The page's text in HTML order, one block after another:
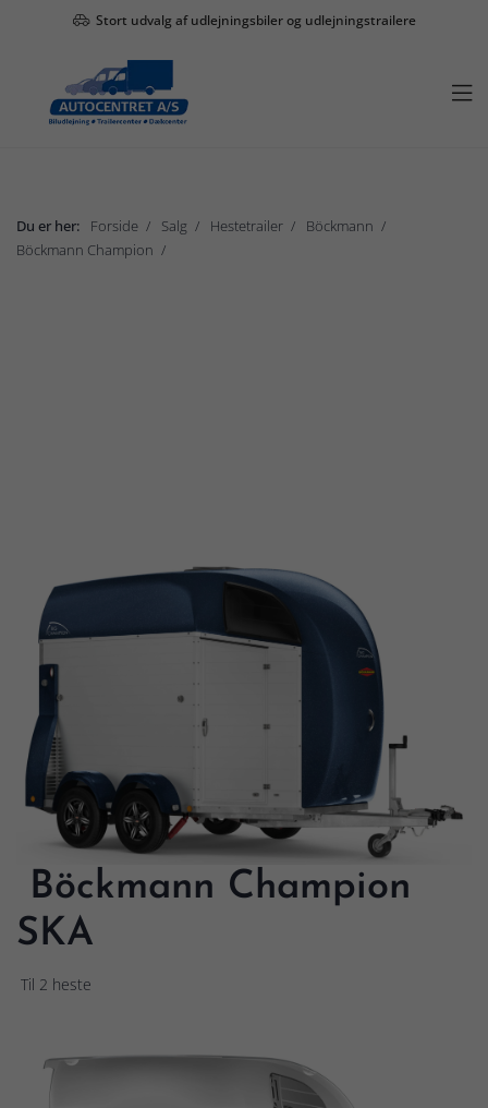
Stort udvalg af udlejningsbiler og udlejningstrailere

Du er her: Forside Salg Hestetrailer
Böckmann
Böckmann Champion
Böckmann Champion
SKA
Til 2 heste